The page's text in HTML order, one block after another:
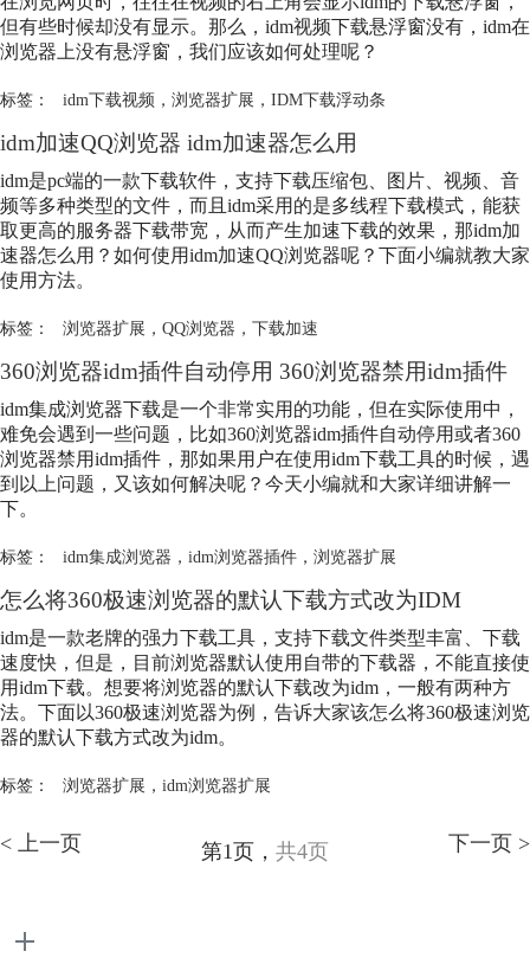
但有些时候却没有显示。那么，idm视频下载悬浮窗没有，idm在
浏览器上没有悬浮窗，我们应该如何处理呢？
标签： idm下载视频， 浏览器扩展 ， IDM下载浮动条
idm加速QQ浏览器 idm加速器怎么用
idm是pc端的一款下载软件，支持下载压缩包、图片、视频、音
频等多种类型的文件，而且idm采用的是多线程下载模式，能获
取更高的服务器下载带宽，从而产生加速下载的效果，那idm加
速器怎么用？如何使用idm加速QQ浏览器呢？下面小编就教大家
使用方法。
标签： 浏览器扩展 ， QQ浏览器 ， 下载加速
360浏览器idm插件自动停用 360浏览器禁用idm插件
idm集成浏览器下载是一个非常实用的功能，但在实际使用中，
难免会遇到一些问题，比如360浏览器idm插件自动停用或者360
浏览器禁用idm插件，那如果用户在使用idm下载工具的时候，遇
到以上问题，又该如何解决呢？今天小编就和大家详细讲解一
下。
标签： idm集成浏览器 ， idm浏览器插件， 浏览器扩展
怎么将360极速浏览器的默认下载方式改为IDM
idm是一款老牌的强力下载工具，支持下载文件类型丰富、下载
速度快，但是，目前浏览器默认使用自带的下载器，不能直接使
用idm下载。想要将浏览器的默认下载改为idm，一般有两种方
法。下面以360极速浏览器为例，告诉大家该怎么将360极速浏览
器的默认下载方式改为idm。
标签： 浏览器扩展 ， idm浏览器扩展
< 上一页 第1页， 共4页 下一页 >